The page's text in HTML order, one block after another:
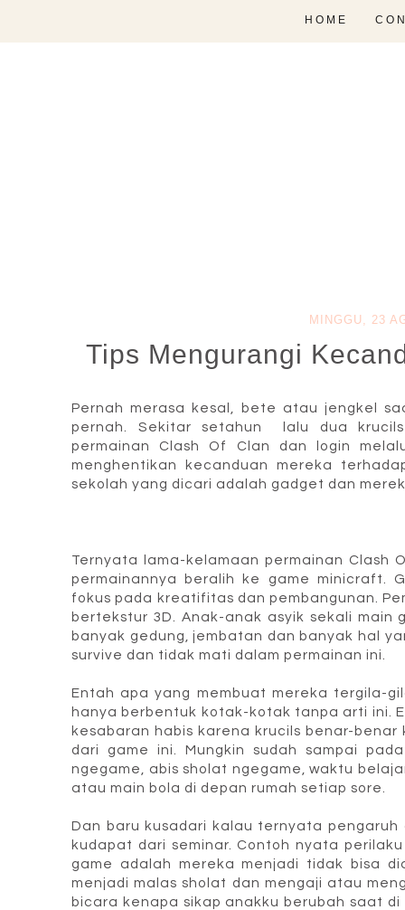
HOME
MINGGU, 23
Tips Mengurangi
Pernah merasa kesal, bete atau jengkel
pernah. Sekitar setahun lalu dua
permainan Clash Of Clan dan login
menghentikan kecanduan mereka
sekolah yang dicari adalah gadget dan
Ternyata lama-kelamaan permainan Clash
permainannya beralih ke game minicraft.
fokus pada kreatifitas dan pembangunan.
bertekstur 3D. Anak-anak asyik sekali main
banyak gedung, jembatan dan banyak hal
survive dan tidak mati dalam permainan ini.
Entah apa yang membuat mereka tergila-
hanya berbentuk kotak-kotak tanpa arti ini.
kesabaran habis karena krucils benar-
dari game ini. Mungkin sudah sampai
ngegame, abis sholat ngegame, waktu
atau main bola di depan rumah setiap sore.
Dan baru kusadari kalau ternyata
kudapat dari seminar. Contoh nyata
game adalah mereka menjadi tidak bisa
menjadi malas sholat dan mengaji atau
bicara kenapa sikap anakku berubah saat